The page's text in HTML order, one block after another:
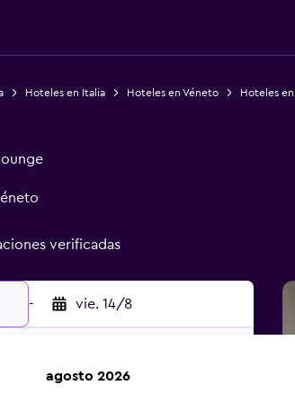
Hoteles en Italia Hoteles en Véneto Hoteles
verificadas
- vie. 14/8
agosto 2026